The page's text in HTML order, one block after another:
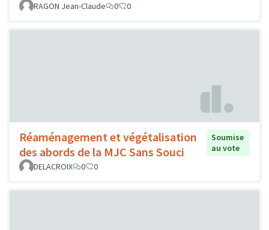
RAGON Jean-Claude 0 0
Réaménagement et végétalisation
des abords de la MJC Sans Souci
Soumise
au vote
DELACROIX
0 0